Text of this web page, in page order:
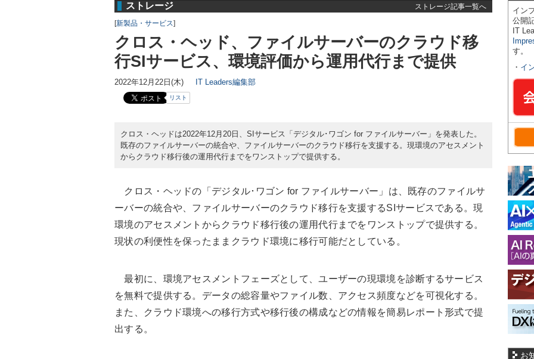
ストレージ
ストレージ記事一覧へ
[新製品・サービス]
クロス・ヘッド、ファイルサーバーのクラウド移
行SIサービス、環境評価から運用代行まで提供
2022年12月22日(木) IT Leaders編集部
リスト
クロス・ヘッドは2022年12月20日、SIサービス「デジタル･ワゴン for ファイルサーバー」を発表した。
既存のファイルサーバーの統合や、ファイルサーバーのクラウド移行を支援する。現環境のアセスメント
からクラウド移行後の運用代行までをワンストップで提供する。
クロス・ヘッドの「デジタル･ワゴン for ファイルサーバー」は、既存のファイルサ
ーバーの統合や、ファイルサーバーのクラウド移行を支援するSIサービスである。現
環境のアセスメントからクラウド移行後の運用代行までをワンストップで提供する。
現状の利便性を保ったままクラウド環境に移行可能だとしている。
最初に、環境アセスメントフェーズとして、ユーザーの現環境を診断するサービス
を無料で提供する。データの総容量やファイル数、アクセス頻度などを可視化する。
また、クラウド環境への移行方式や移行後の構成などの情報を簡易レポート形式で提
出する。
イン
公開
IT
す。
・ イ
お